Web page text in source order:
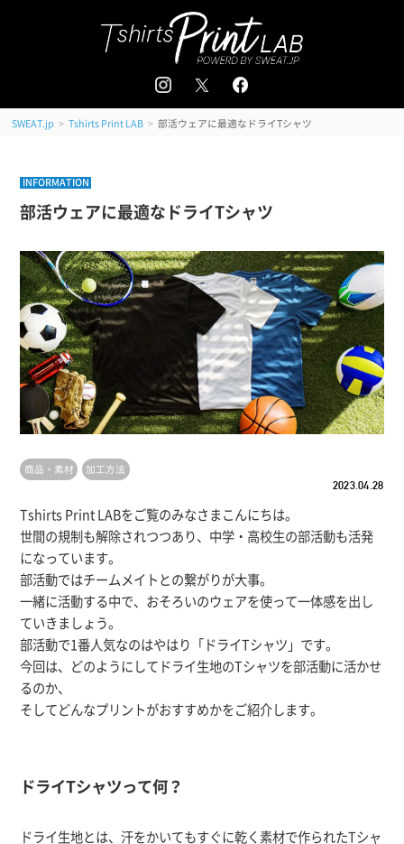
追加注文はこちら
会員登録 / ログイン
SWEAT.jp > Tshirts Print LAB > 部活ウェアに最適なドライTシャツ
INFORMATION
部活ウェアに最適なドライTシャツ
商品・素材 加工方法
2023.04.28
Tshirts Print LABをご覧のみなさまこんにちは。
世間の規制も解除されつつあり、中学・高校生の部活動も活発
になっています。
部活動ではチームメイトとの繋がりが大事。
一緒に活動する中で、おそろいのウェアを使って一体感を出し
ていきましょう。
部活動で1番人気なのはやはり「ドライTシャツ」です。
今回は、どのようにしてドライ生地のTシャツを部活動に活かせ
るのか、
そしてどんなプリントがおすすめかをご紹介します。
ドライTシャツって何？
ドライ生地とは、汗をかいてもすぐに乾く素材で作られたTシャ